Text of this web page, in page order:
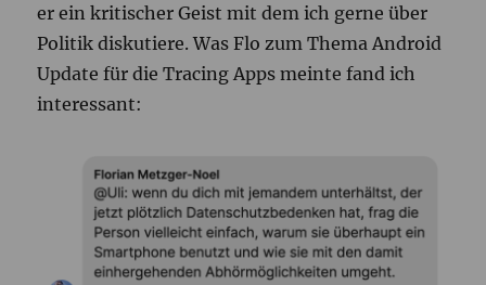
er ein kritischer Geist mit dem ich gerne über
Politik diskutiere. Was Flo zum Thema Android
Update für die Tracing Apps meinte fand ich
interessant: